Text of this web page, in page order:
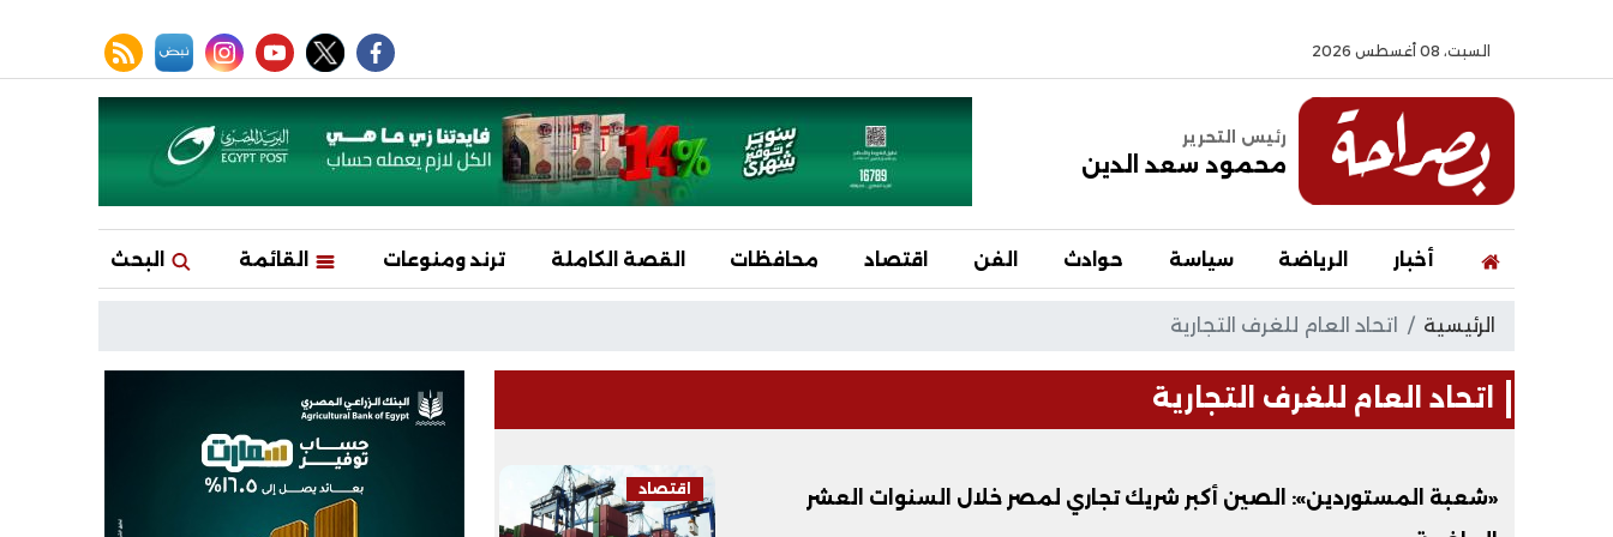
السبت، 08 أغسطس 2026
facebook
twitter
youtube
instagram
نبض rss feed
رئيس التحرير
محمود سعد الدين
أخبار الرياضة سياسة حوادث الفن اقتصاد محافظات القصة الكاملة ترند ومنوعات القائمة البحث
الرئيسية اتحاد العام للغرف التجارية
اتحاد العام للغرف التجارية
اقتصاد
«شعبة المستوردين»: الصين أكبر شريك تجاري لمصر خلال السنوات العشر